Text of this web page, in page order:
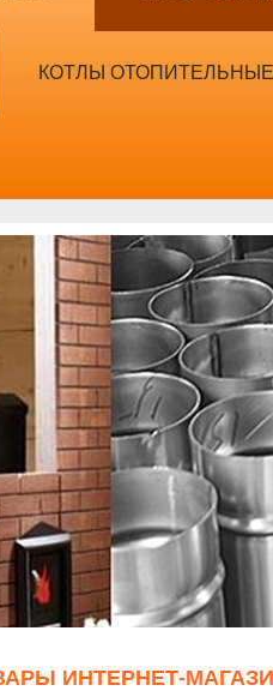
КОТЛЫ ОТОПИТЕЛЬНЫЕ
ИНТЕРНЕТ-